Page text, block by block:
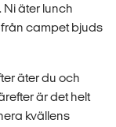
Ni äter lunch
från campet bjuds
äter du och
är det helt
kvällens